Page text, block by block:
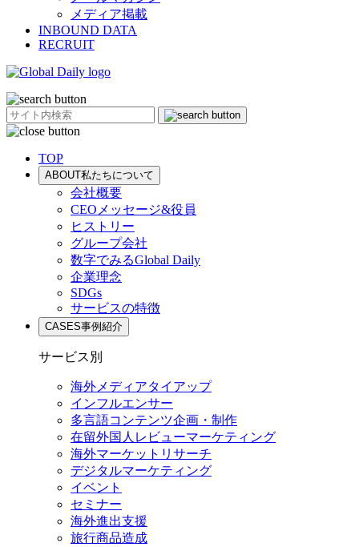
メディア掲載
INBOUND DATA
RECRUIT
TOP
ABOUT私たちについて
会社概要
CEOメッセージ&役員
ヒストリー
グループ会社
数字でみるGlobal Daily
企業理念
SDGs
サービスの特徴
CASES事例紹介
サービス別
海外メディアタイアップ
インフルエンサー
多言語コンテンツ企画・制作
在留外国⼈レビューマーケティング
海外マーケットリサーチ
デジタルマーケティング
イベント
セミナー
海外進出支援
旅行商品造成